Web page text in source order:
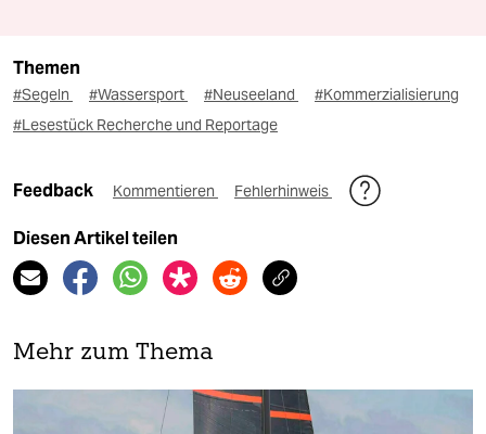
Themen
#Segeln #Wassersport #Neuseeland
#Kommerzialisierung
#Lesestück Recherche und Reportage
Feedback Kommentieren Fehlerhinweis
Diesen Artikel teilen
Mehr zum Thema